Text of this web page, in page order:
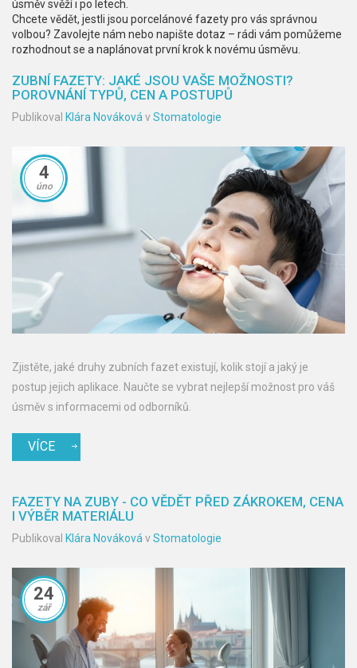
úsměv svěží i po letech.
Chcete vědět, jestli jsou porcelánové fazety pro vás správnou
volbou? Zavolejte nám nebo napište dotaz – rádi vám pomůžeme
rozhodnout se a naplánovat první krok k novému úsměvu.
ZUBNÍ FAZETY: JAKÉ JSOU VAŠE MOŽNOSTI?
POROVNÁNÍ TYPŮ, CEN A POSTUPŮ
Publikoval Klára Nováková vStomatologie
4
úno
Zjistěte, jaké druhy zubních fazet existují, kolik stojí a jaký je
postup jejich aplikace. Naučte se vybrat nejlepší možnost pro váš
úsměv s informacemi od odborníků.
VÍCE
FAZETY NA ZUBY - CO VĚDĚT PŘED ZÁKROKEM, CENA
I VÝBĚR MATERIÁLU
Publikoval Klára Nováková vStomatologie
24
zář